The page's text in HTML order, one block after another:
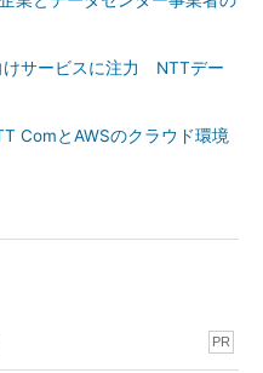
けサービスに注力 NTTデー
ComとAWSのクラウド環境
PR